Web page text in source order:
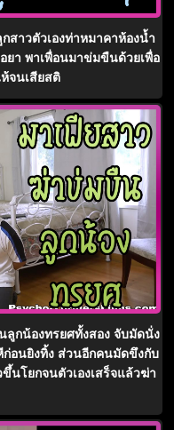
าวตัวเองท่าหมาคาห้องน้ำ
า พาเพื่อนมาข่มขืนด้วยเพื่อ
จนเสียสติ
กน้องทรยศทั้งสอง จับมัดนั่ง
ก่อนยิงทิ้ง ส่วนอีกคนมัดขึงกับ
นโยกจนตัวเองเสร็จแล้วฆ่า